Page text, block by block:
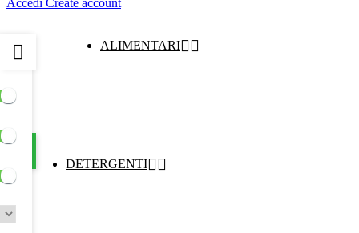
ALIMENTARI
DETERGENTI